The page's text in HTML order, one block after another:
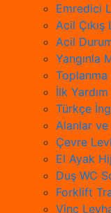
Emredici
Acil Çıkış
Acil
Yangınla
Toplanma
İlk
Türkçe
Alanlar
Çevre
El Ayak
Duş WC
Forklift
Vinç